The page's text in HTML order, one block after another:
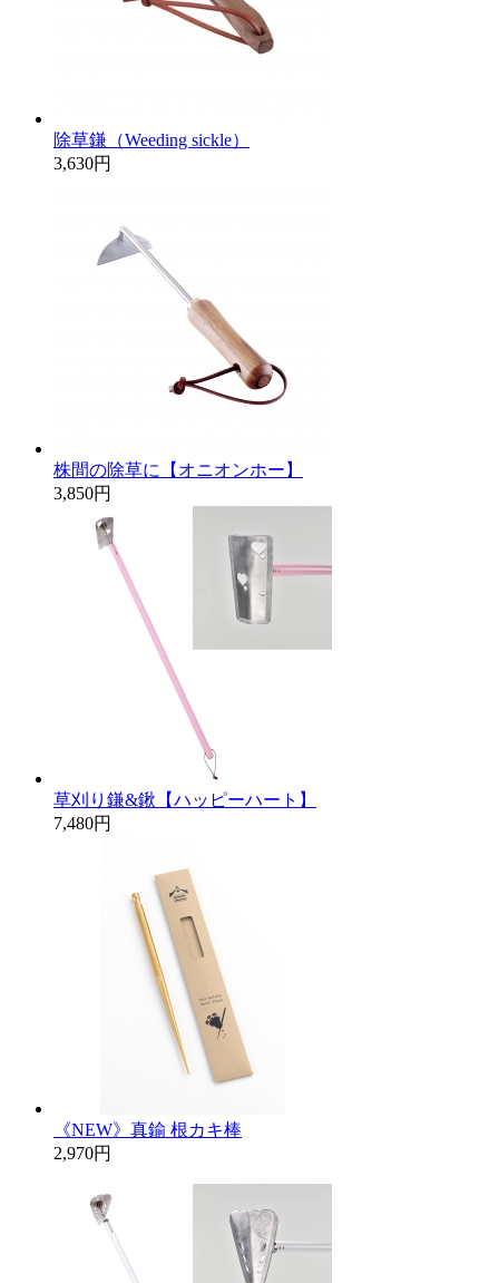
除草鎌（Weeding sickle）
3,630円
株間の除草に【オニオンホー】
3,850円
草刈り鎌&鍬【ハッピーハート】
7,480円
《NEW》真鍮 根カキ棒
2,970円